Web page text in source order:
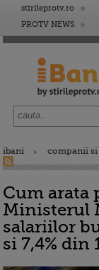
stirileprotv.ro
PROTV NEWS
ibani companii
Cum arata
Ministerul
salariilor
si 7,4% din